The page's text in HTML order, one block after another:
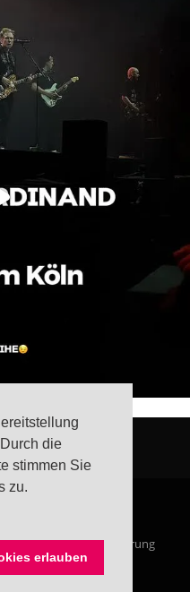
die
stimmen Sie
zu.
erlauben
Datenschutzerklärung